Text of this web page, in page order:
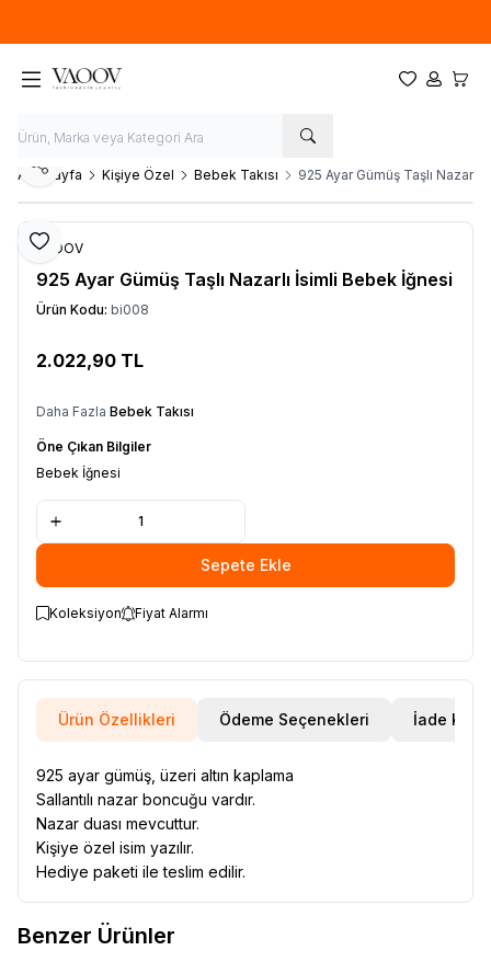
Favorilerim
Hesabım
Ana Sayfa Kişiye Özel Bebek Takısı 925 Ayar Gümüş Taşlı
Favoriye Ekle
Paylaş
VAOOV
925 Ayar Gümüş Taşlı Nazarlı İsimli Bebek İğnesi
Ürün Kodu: bi008
2.022,90 TL
Daha Fazla Bebek Takısı
Öne Çıkan Bilgiler
Bebek İğnesi
Sepete Ekle
Koleksiyon Fiyat Alarmı
Ürün Özellikleri Ödeme Seçenekleri İade
925 ayar gümüş, üzeri altın kaplama
Sallantılı nazar boncuğu vardır.
Nazar duası mevcuttur.
Kişiye özel isim yazılır.
Hediye paketi ile teslim edilir.
Benzer Ürünler